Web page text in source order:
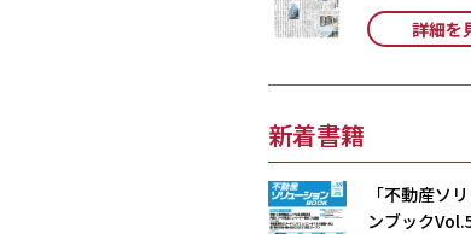
詳細を
新着書籍
「不動産ソ
ンブック